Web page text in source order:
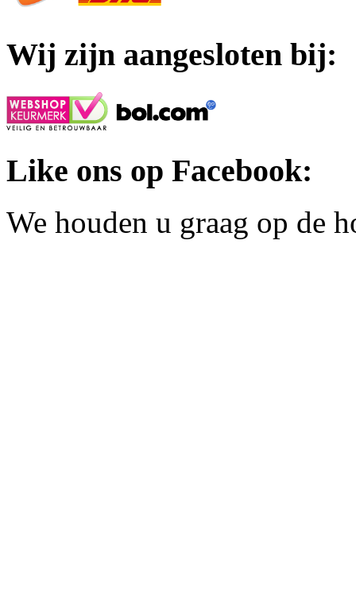
Wij zijn aangesloten bij:
Like ons op Facebook:
We houden u graag op de